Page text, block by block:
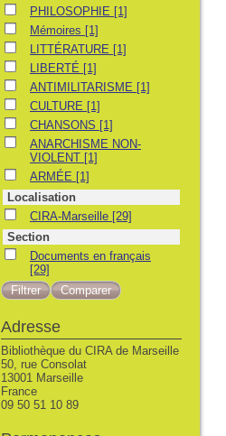
PHILOSOPHIE
PHILOSOPHIE [1]
MémoiresMémoires [1]
LITTÉRATURE
LITTÉRATURE [1]
LIBERTÉLIBERTÉ [1]
ANTIMILITARISME
ANTIMILITARISME [1]
CULTURECULTURE [1]
CHANSONS
CHANSONS [1]
ANARCHISME NON-VIOLENT
ANARCHISME NON-
VIOLENT [1]
ARMÉEARMÉE [1]
Localisation
CIRA-Marseille
CIRA-Marseille [29]
Section
Documents en français
Documents en français
[29]
Adresse
Bibliothèque du CIRA de Marseille
50, rue Consolat
13001 Marseille
France
09 50 51 10 89